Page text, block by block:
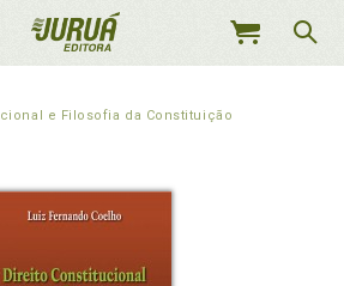
MEU
e Filosofia da Constituição